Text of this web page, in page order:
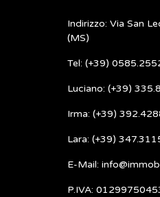
Indirizzo: Via San
(MS)
Tel: (+39)
Luciano: (+39)
Irma: (+39)
Lara: (+39)
E-Mail:
P.IVA: